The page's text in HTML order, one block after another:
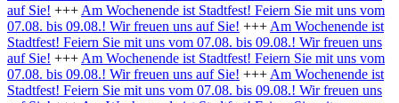
auf Sie! +++ Am Wochenende ist Stadtfest! Feiern Sie mit uns vom
07.08. bis 09.08.! Wir freuen uns auf Sie! +++ Am Wochenende ist
Stadtfest! Feiern Sie mit uns vom 07.08. bis 09.08.! Wir freuen uns
auf Sie! +++ Am Wochenende ist Stadtfest! Feiern Sie mit uns vom
07.08. bis 09.08.! Wir freuen uns auf Sie! +++ Am Wochenende ist
Stadtfest! Feiern Sie mit uns vom 07.08. bis 09.08.! Wir freuen uns